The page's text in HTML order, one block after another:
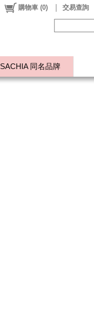
SACHIA 同名品牌
購物車 (0) 交易查詢